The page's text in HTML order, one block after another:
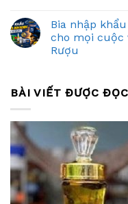
Bia nhập
cho mọi cuộc
Rượu
BÀI VIẾT ĐƯỢC